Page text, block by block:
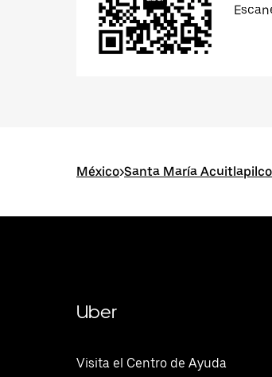
México>Santa María Acuitlapilco
Uber
Visita el Centro de Ayuda